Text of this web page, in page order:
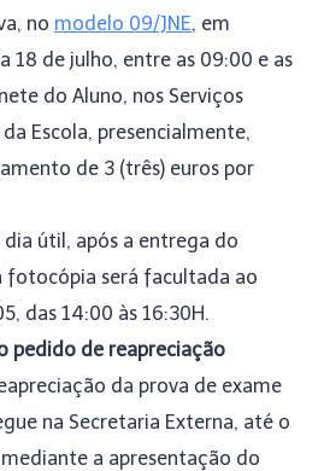
no modelo 09/JNE, em
18 de julho, entre as 09:00 e as
do Aluno, nos Serviços
Escola, presencialmente,
de 3 (três) euros por
útil, após a entrega do
fotocópia será facultada ao
das 14:00 às 16:30H.
pedido de reapreciação
da prova de exame
na Secretaria Externa, até o
a apresentação do